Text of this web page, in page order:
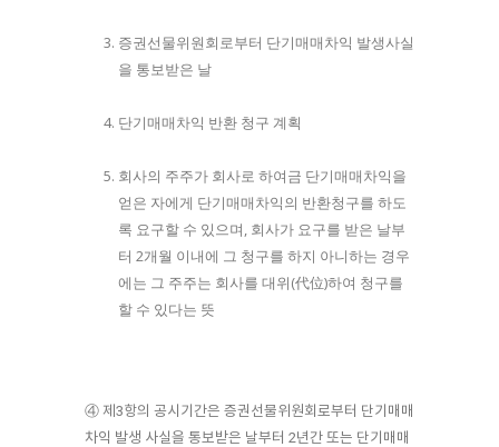
증권선물위원회로부터 단기매매차익 발생사실
을 통보받은 날
단기매매차익 반환 청구 계획
회사의 주주가 회사로 하여금 단기매매차익을
얻은 자에게 단기매매차익의 반환청구를 하도
록 요구할 수 있으며, 회사가 요구를 받은 날부
터 2개월 이내에 그 청구를 하지 아니하는 경우
에는 그 주주는 회사를 대위(代位)하여 청구를
할 수 있다는 뜻
④ 제3항의 공시기간은 증권선물위원회로부터 단기매매
차익 발생 사실을 통보받은 날부터 2년간 또는 단기매매